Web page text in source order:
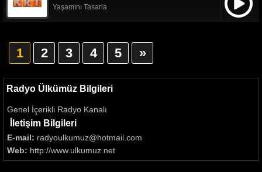
Yaşamını Tasarla
1 2 3 4 5 »
Radyo Ülkümüz Bilgileri
Genel İçerikli Radyo Kanalı
İletişim Bilgileri
E-mail: radyoulkumuz@hotmail.com
Web: http://www.ulkumuz.net